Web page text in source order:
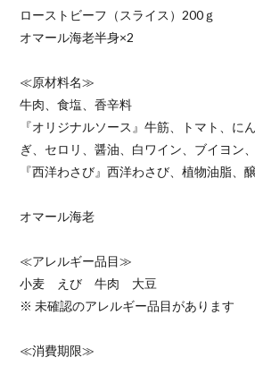
ローストビーフ（スライス）200ｇ
オマール海老半身×2
≪原材料名≫
牛肉、食塩、香辛料
『オリジナルソース』牛筋、トマト、に
ぎ、セロリ、醤油、白ワイン、ブイヨン
『西洋わさび』西洋わさび、植物油脂、
オマール海老
≪アレルギー品目≫
小麦 えび 牛肉 大豆
※ 未確認のアレルギー品目があります
≪消費期限≫